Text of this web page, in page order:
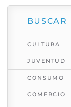
BUSCAR
CULTURA
JUVENTUD
CONSUMO
COMERCIO